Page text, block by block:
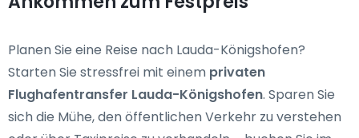
Planen Sie eine Reise nach Lauda-Königshofen?
Starten Sie stressfrei mit einem privaten
Flughafentransfer Lauda-Königshofen. Sparen Sie
sich die Mühe, den öffentlichen Verkehr zu verstehen